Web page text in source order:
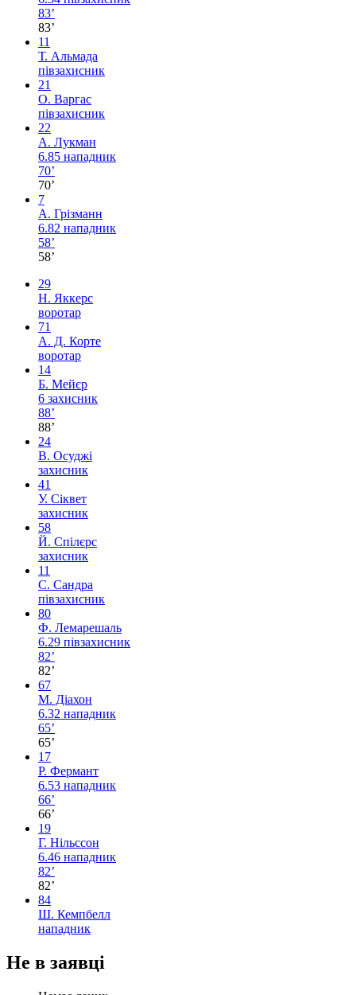
83’
83’
11
Т. Альмада
півзахисник
21
О. Варгас
півзахисник
22
А. Лукман
6.85 нападник
70’
70’
7
А. Грізманн
6.82 нападник
58’
58’
29
Н. Яккерс
воротар
71
А. Д. Корте
воротар
14
Б. Мейєр
6 захисник
88’
88’
24
В. Осуджі
захисник
41
У. Сіквет
захисник
58
Й. Спілєрс
захисник
11
С. Сандра
півзахисник
80
Ф. Лемарешаль
6.29 півзахисник
82’
82’
67
М. Діахон
6.32 нападник
65’
65’
17
Р. Фермант
6.53 нападник
66’
66’
19
Г. Нільссон
6.46 нападник
82’
82’
84
Ш. Кемпбелл
нападник
Не в заявці